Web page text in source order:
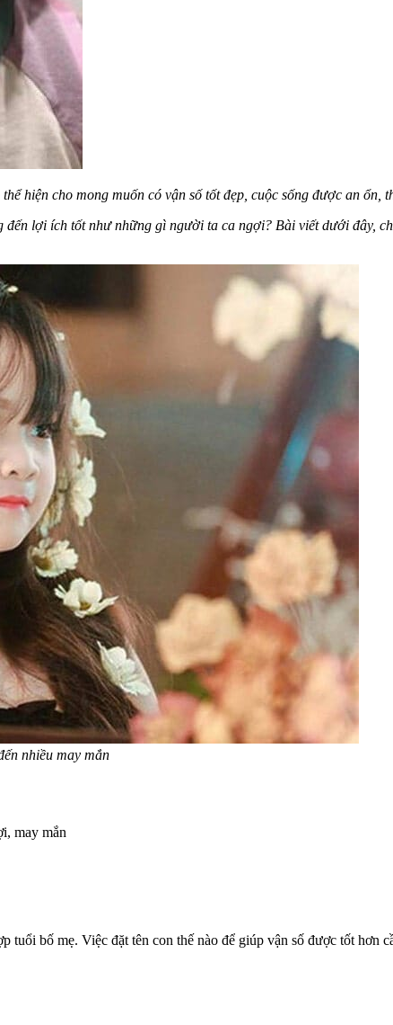
hiện cho mong muốn có vận số tốt đẹp, cuộc sống được an ổn,
lợi ích tốt như những gì người ta ca ngợi? Bài viết dưới đây,
nhiều may mắn
may mắn
bố mẹ. Việc đặt tên con thế nào để giúp vận số được tốt hơn